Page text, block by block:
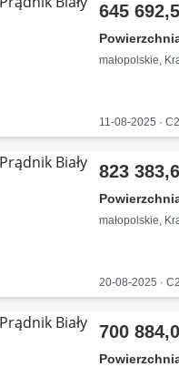
645
małopolskie,
11-08-2025 ·
823
małopolskie,
20-08-2025 ·
700